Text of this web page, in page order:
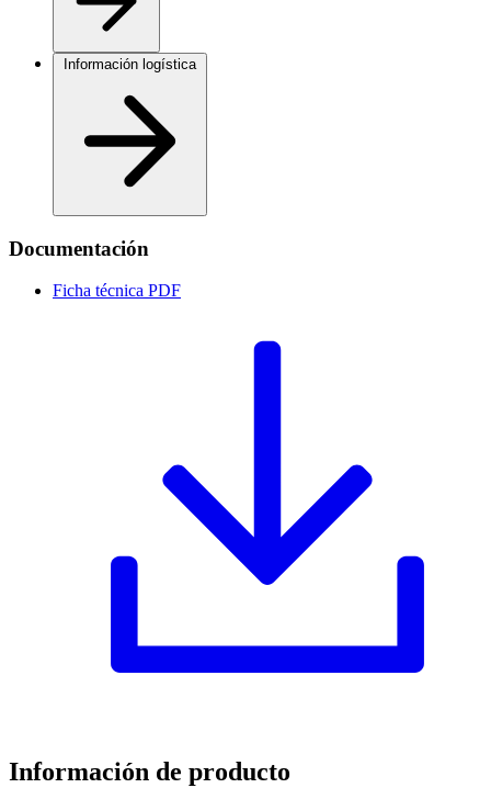
Documentación
Ficha técnica PDF
Información de producto